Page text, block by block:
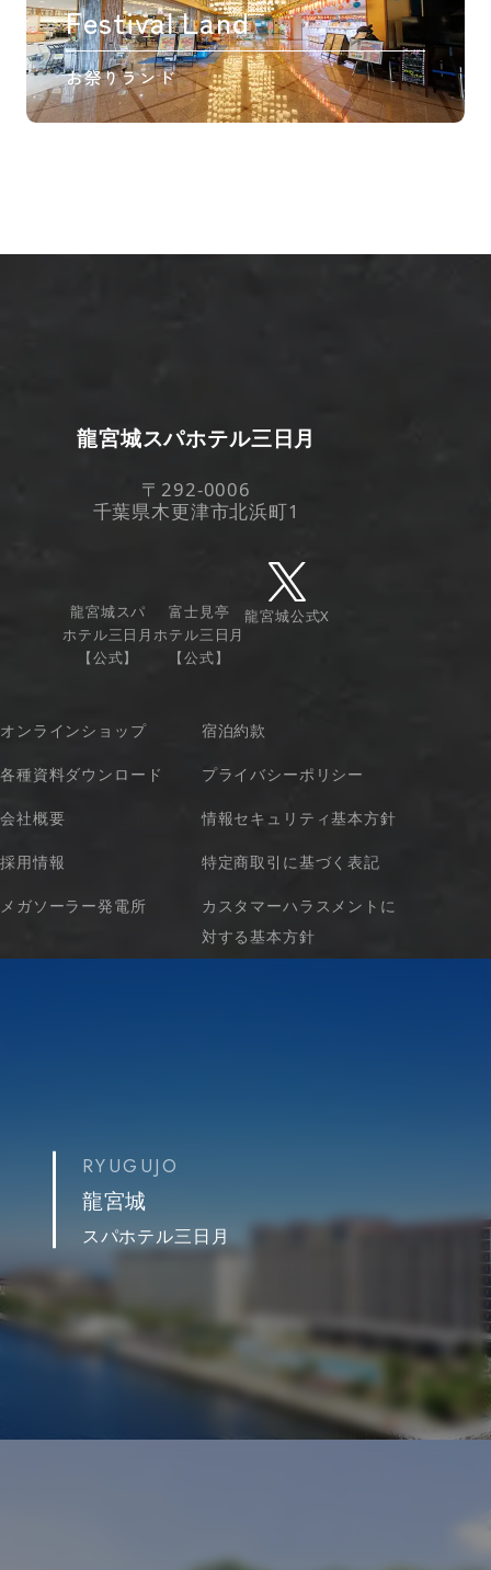
Festival Land
お祭りランド
龍宮城スパホテル三日月
〒292-0006
千葉県木更津市北浜町1
龍宮城スパ
ホテル三日月
【公式】
富士見亭
ホテル三日月
【公式】
龍宮城公式X
オンラインショップ 宿泊約款
各種資料ダウンロード プライバシーポリシー
会社概要 情報セキュリティ基本方針
採用情報 特定商取引に基づく表記
メガソーラー発電所
カスタマーハラスメントに
対する基本方針
RYUGUJO
龍宮城
スパホテル三日月